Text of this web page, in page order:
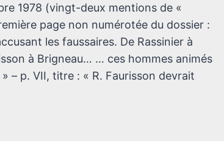
1978 (vingt-deux mentions de «
page non numérotée du dossier :
les faussaires. De Rassinier à
à Brigneau… … ces hommes animés
– p. VII, titre : « R. Faurisson devrait